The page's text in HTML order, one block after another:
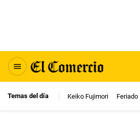
Temas del día Keiko Fujimori Feriado